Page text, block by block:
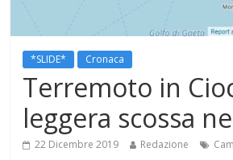
*SLIDE* Cronaca
Terremoto in
leggera scossa
22 Dicembre 2019 Redazione